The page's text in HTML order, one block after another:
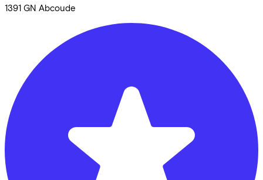
1391 GN Abcoude